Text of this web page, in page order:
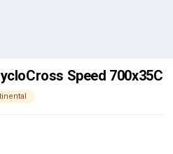
Speed 700x35C